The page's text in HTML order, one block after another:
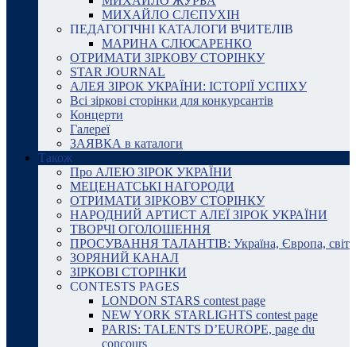
МИХАЙЛО СЛЄПУХІН
ПЕДАГОГІЧНІ КАТАЛОГИ ВЧИТЕЛІВ
МАРИНА СЛЮСАРЕНКО
ОТРИМАТИ ЗІРКОВУ СТОРІНКУ
STAR JOURNAL
АЛЕЯ ЗІРОК УКРАЇНИ: ІСТОРІЇ УСПІХУ
Всі зіркові сторінки для конкурсантів
Концерти
Галереї
ЗАЯВКА в каталоги
Також
Про АЛЕЮ ЗІРОК УКРАЇНИ
МЕЦЕНАТСЬКІ НАГОРОДИ
ОТРИМАТИ ЗІРКОВУ СТОРІНКУ
НАРОДНИЙ АРТИСТ АЛЕЇ ЗІРОК УКРАЇНИ
ТВОРЧІ ОГОЛОШЕННЯ
ПРОСУВАННЯ ТАЛАНТІВ: Україна, Європа, світ
ЗОРЯНИЙ КАНАЛ
ЗІРКОВІ СТОРІНКИ
CONTESTS PAGES
LONDON STARS contest page
NEW YORK STARLIGHTS contest page
PARIS: TALENTS D’EUROPE, page du
concours